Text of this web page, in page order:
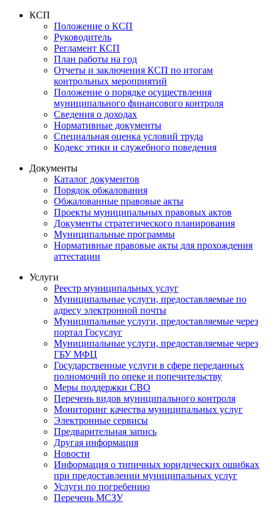
КСП
Положение о КСП
Руководитель
Регламент КСП
План работы на год
Отчеты и заключения КСП по итогам
контрольных мероприятий
Положение о порядке осуществления
муниципального финансового контроля
Сведения о доходах
Нормативные документы
Специальная оценка условий труда
Кодекс этики и служебного поведения
Документы
Каталог документов
Порядок обжалования
Обжалованные правовые акты
Проекты муниципальных правовых актов
Документы стратегического планирования
Муниципальные программы
Нормативные правовые акты для прохождения
аттестации
Услуги
Реестр муниципальных услуг
Муниципальные услуги, предоставляемые по
адресу электронной почты
Муниципальные услуги, предоставляемые через
портал Госуслуг
Муниципальные услуги, предоставляемые через
ГБУ МФЦ
Государственные услуги в сфере переданных
полномочий по опеке и попечительству
Меры поддержки СВО
Перечень видов муниципального контроля
Мониторинг качества муниципальных услуг
Электронные сервисы
Предварительная запись
Другая информация
Новости
Информация о типичных юридических ошибках
при предоставлении муниципальных услуг
Услуги по погребению
Перечень МСЗУ